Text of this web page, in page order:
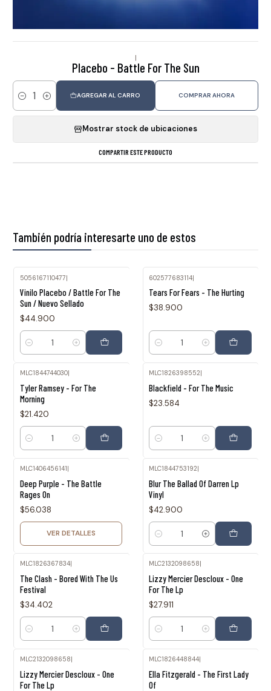
|
Placebo - Battle For The Sun
Cantidad
AGREGAR AL CARRO COMPRAR AHORA
Mostrar stock de ubicaciones
COMPARTIR ESTE PRODUCTO
También podría interesarte uno de estos
5056167110477|
Vinilo Placebo / Battle For The
Sun / Nuevo Sellado
$44.900
Cantidad
602577683114|
Tears For Fears - The Hurting
$38.900
Cantidad
MLC1844744030|
Tyler Ramsey - For The
Morning
$21.420
Cantidad
MLC1826398552
Blackfield - For The Music
$23.584
Cantidad
MLC1406456141|
Deep Purple - The Battle
Rages On
$56.038
VER DETALLES
MLC1844753192|
Blur The Ballad Of Darren Lp
Vinyl
$42.900
Cantidad
MLC1826367834|
The Clash - Bored With The Us
Festival
$34.402
Cantidad
MLC2132098658
Lizzy Mercier Descloux - One
For The Lp
$27.911
Cantidad
MLC2132098658|
Lizzy Mercier Descloux - One
For The Lp
MLC1826448844|
Ella Fitzgerald - The First Lady
Of